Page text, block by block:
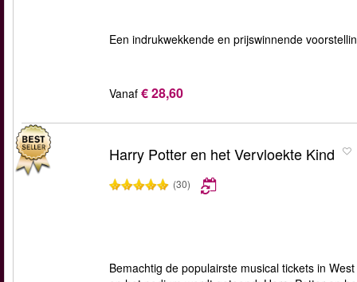
Een indrukwekkende en prijswinnende
Vanaf € 28,60
Harry Potter en het Vervloekte Kind
(30)
Bemachtig de populairste musical tickets in